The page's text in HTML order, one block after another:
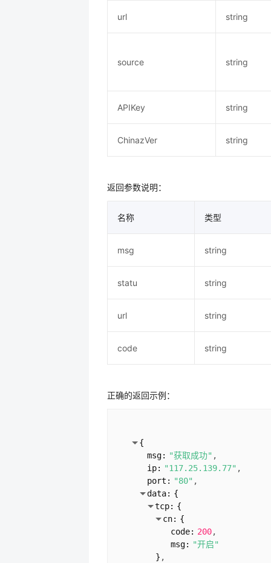
url string
source string
APIKey string
ChinazVer string
返回参数说明：
名称 类型
msg string
statu string
url string
code string
正确的返回示例：
{
msg: "获取成功"
ip: "117.25.139.77"
port: "80"
data: {
tcp: {
cn: {
code: 200
msg: "开启"
}